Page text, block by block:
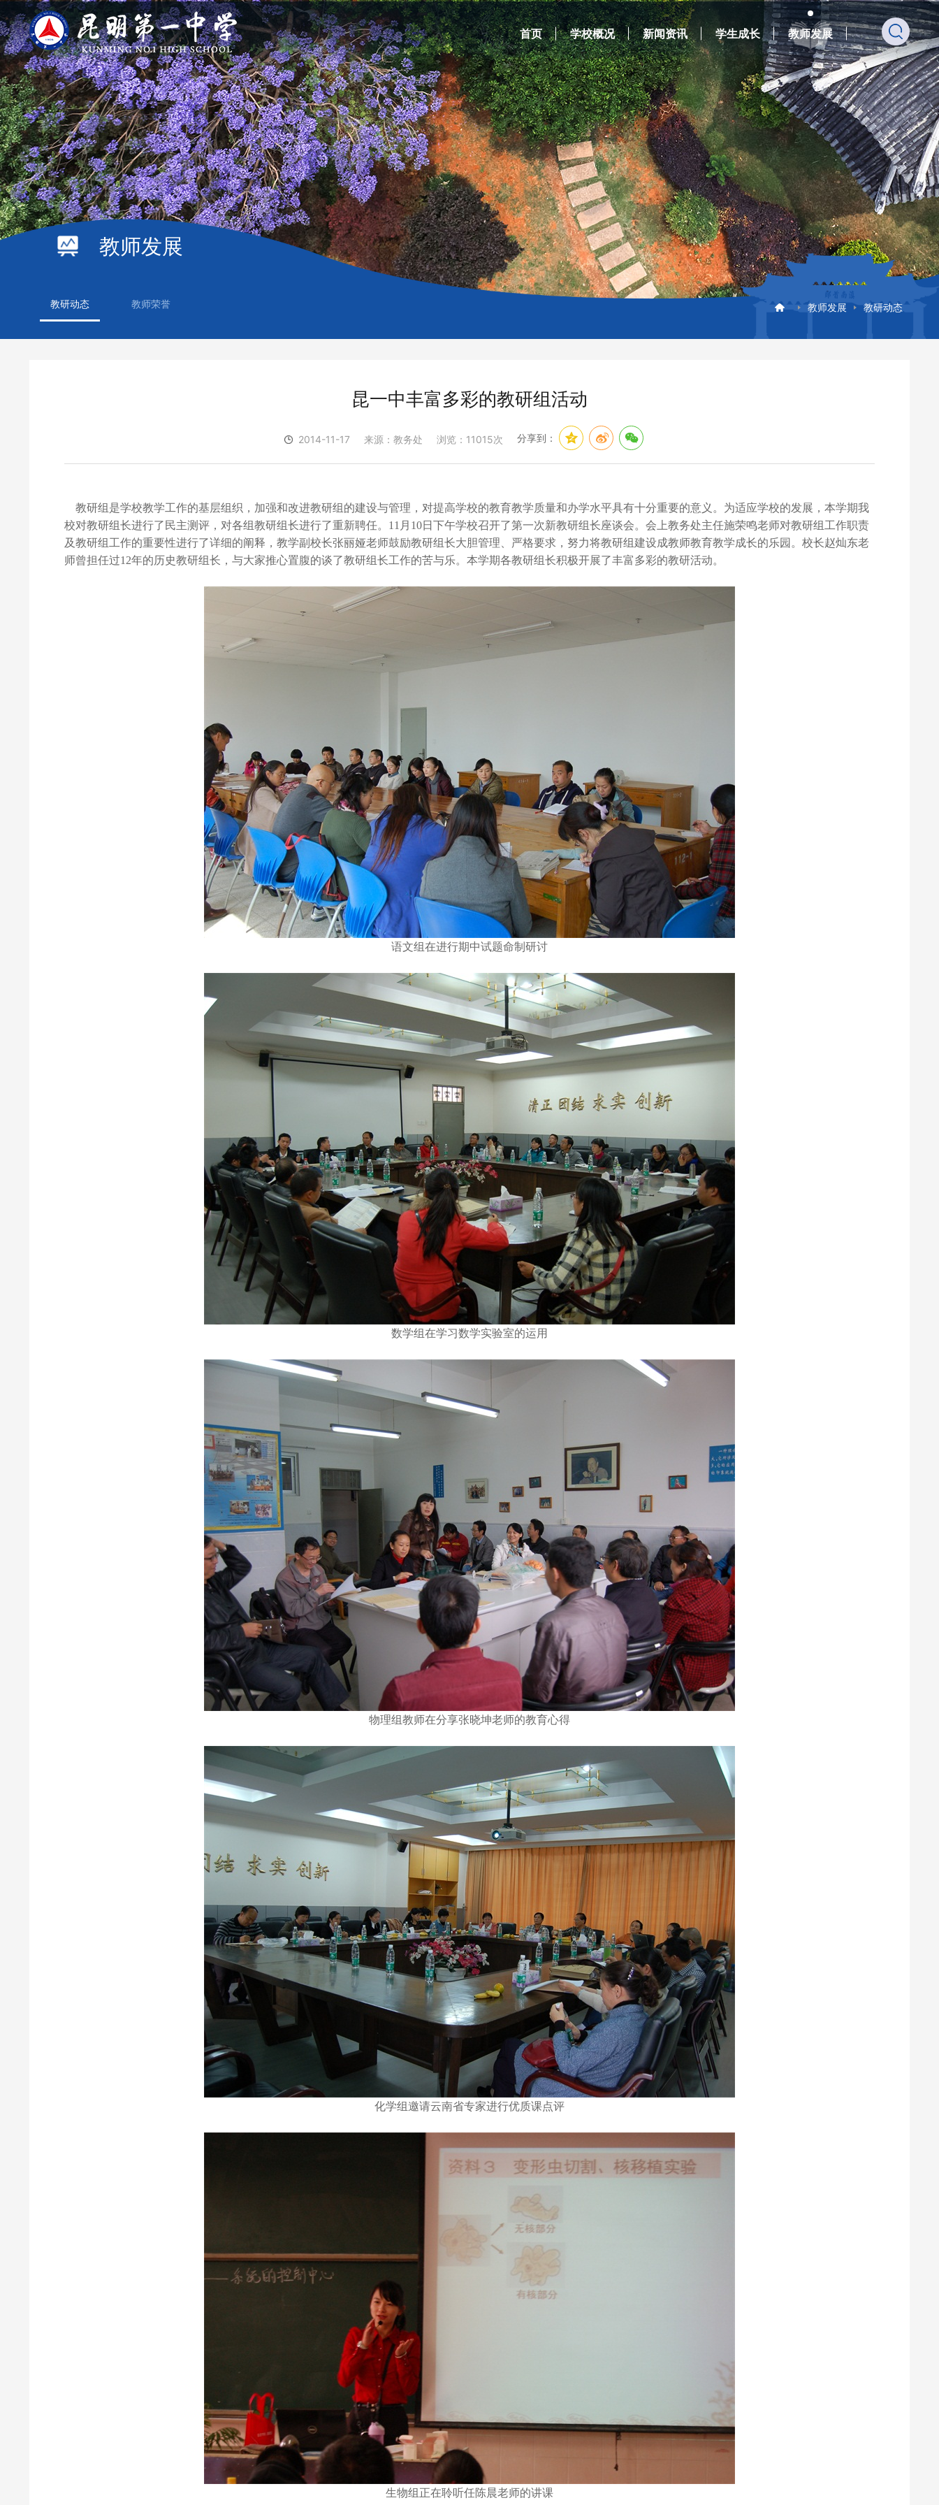
首页 学校概况 新闻资讯 学生成长 教师发展
教师发展
教研动态 教师荣誉 教师发展 教研动态
昆一中丰富多彩的教研组活动
2014-11-17 来源：教务处 浏览：11015次 分享到：
教研组是学校教学工作的基层组织，加强和改进教研组的建设与管理，对提高学校的教育教学质量和办学水平具有十分重要的意义。为适应学校的发展，本学期我
校对教研组长进行了民主测评，对各组教研组长进行了重新聘任。 11 月 10日下午学校召开了第一次新教研组长座谈会。会上教务处主任施荣鸣老师对教研组工作职责
及教研组工作的重要性进行了详细的阐释，教学副校长张丽娅老师鼓励教研组长大胆管理、严格要求，努力将教研组建设成教师教育教学成长的乐园。校长赵灿东老
师曾担任过12年的历史教研组长，与大家推心置腹的谈了教研组长工作的苦与乐。本学期各教研组长积极开展了丰富多彩的教研活动。
语文组在进行期中试题命制研讨
数学组在学习数学实验室的运用
物理组教师在分享张晓坤老师的教育心得
化学组邀请云南省专家进行优质课点评
生物组正在聆听任陈晨老师的讲课